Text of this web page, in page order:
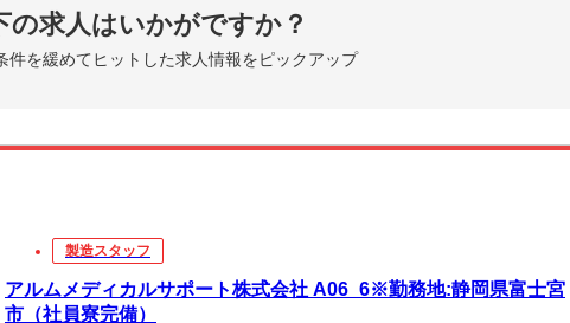
の求人はいかがですか？
件を緩めてヒットした求人情報をピックアップ
製造スタッフ
アルムメディカルサポート株式会社 A06_6※勤務地:静岡県富士宮
市（社員寮完備）